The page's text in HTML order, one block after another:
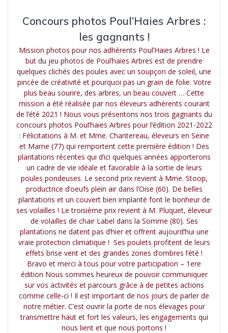
Concours photos Poul’Haies Arbres :
les gagnants !
Mission photos pour nos adhérents Poul’Haies Arbres ! Le
but du jeu photos de Poul’haies Arbres est de prendre
quelques clichés des poules avec un soupçon de soleil, une
pincée de créativité et pourquoi pas un grain de folie. Votre
plus beau sourire, des arbres, un beau couvert … Cette
mission a été réalisée par nos éleveurs adhérents courant
de l’été 2021 ! Nous vous présentons nos trois gagnants du
concours photos Poul’haies Arbres pour l’édition 2021-2022
: Félicitations à M. et Mme. Chantereau, éleveurs en Seine
et Marne (77) qui remportent cette première édition ! Des
plantations récentes qui d’ici quelques années apporterons
un cadre de vie idéale et favorable à la sortie de leurs
poules pondeuses. Le second prix revient à Mme. Stoop,
productrice d’oeufs plein air dans l’Oise (60). De belles
plantations et un couvert bien implanté font le bonheur de
ses volailles ! Le troisième prix revient à M. Pluquet, éleveur
de volailles de chair Label dans la Somme (80). Ses
plantations ne datent pas d’hier et offrent aujourd’hui une
vraie protection climatique ! Ses poulets profitent de leurs
effets brise vent et des grandes zones d’ombres l’été !
Bravo et merci à tous pour votre participation – 1ere
édition Nous sommes heureux de pouvoir communiquer
sur vos activités et parcours grâce à de petites actions
comme celle-ci ! Il est important de nos jours de parler de
notre métier. C’est ouvrir la porte de nos élevages pour
transmettre haut et fort les valeurs, les engagements qui
nous lient et que nous portons !